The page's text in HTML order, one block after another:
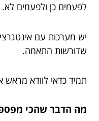
לפעמים כן ולפעמים לא.
יש מערכות עם
שדורשות התאמה.
תמיד כדאי לוודא מראש
מה הדבר שהכי